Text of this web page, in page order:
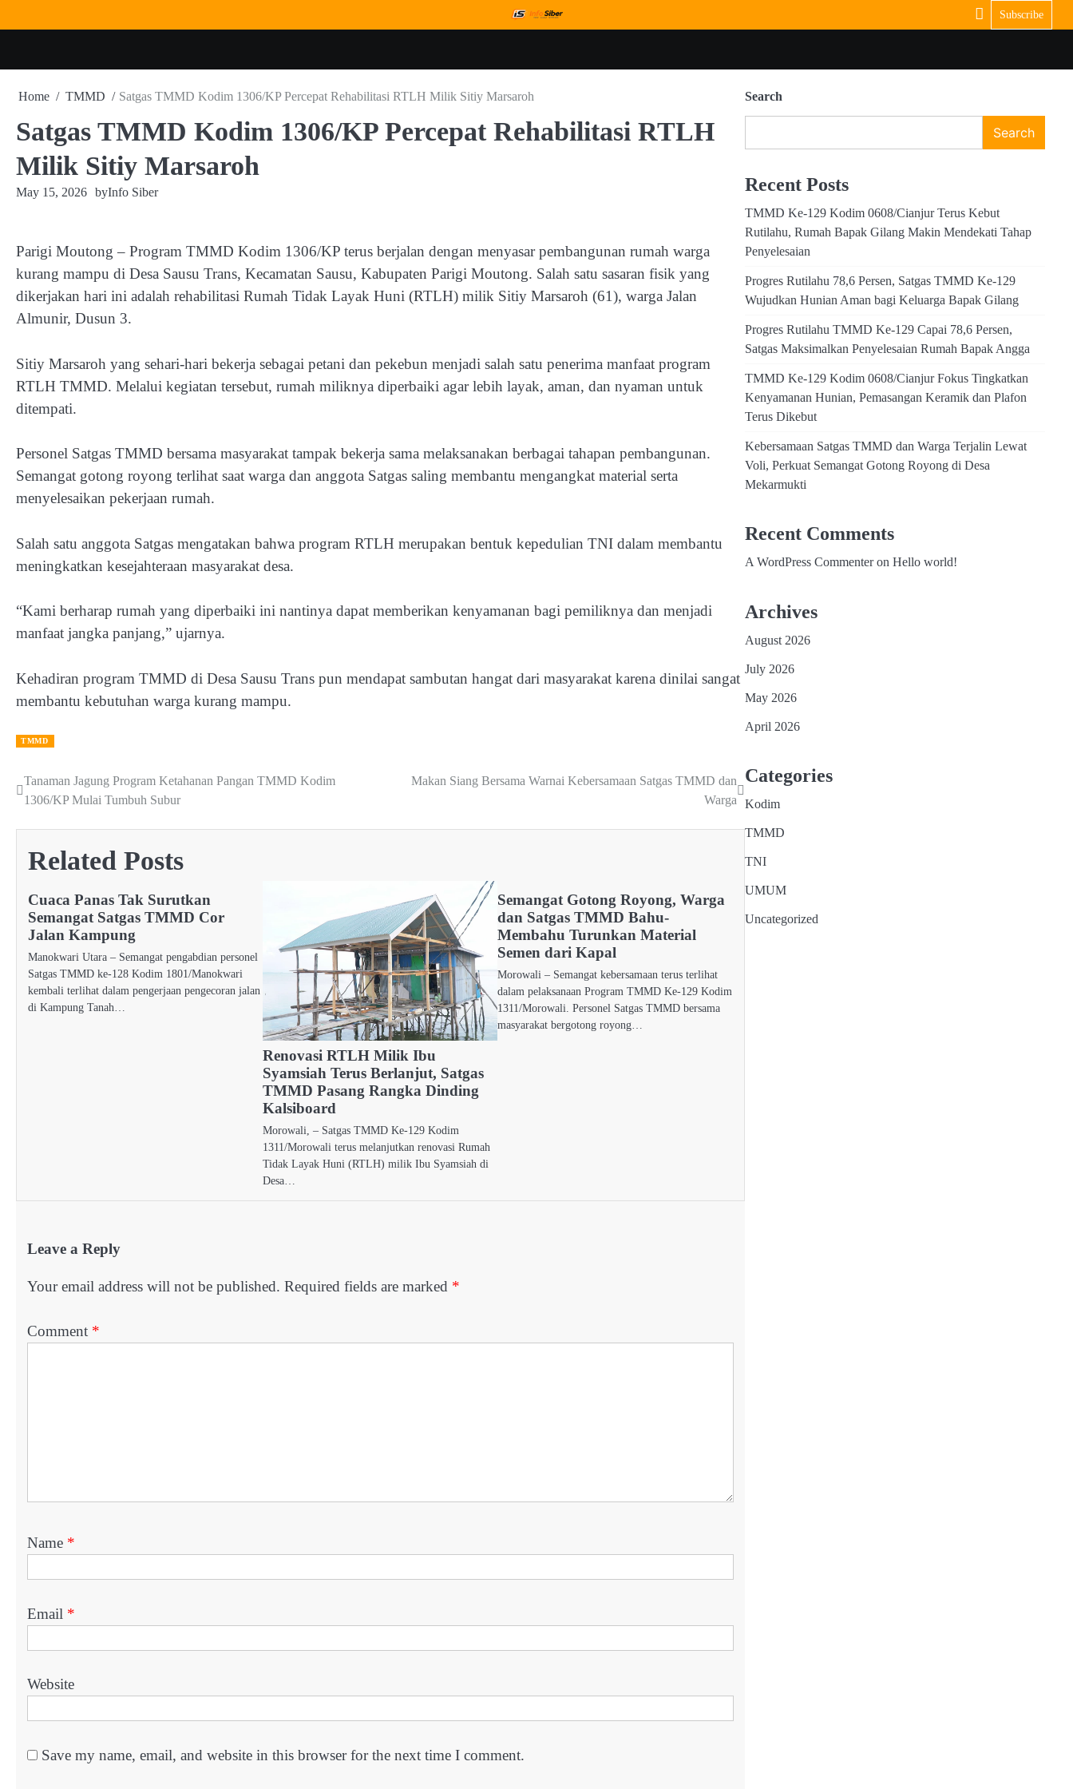
to
Subscribe
Home TMMD Satgas TMMD Kodim 1306/KP Percepat Rehabilitasi RTLH Milik Sitiy Marsaroh
Satgas TMMD Kodim 1306/KP Percepat Rehabilitasi RTLH
Milik Sitiy Marsaroh
May 15, 2026 byInfo Siber
Parigi Moutong – Program TMMD Kodim 1306/KP terus berjalan dengan menyasar pembangunan rumah warga
kurang mampu di Desa Sausu Trans, Kecamatan Sausu, Kabupaten Parigi Moutong. Salah satu sasaran fisik yang
dikerjakan hari ini adalah rehabilitasi Rumah Tidak Layak Huni (RTLH) milik Sitiy Marsaroh (61), warga Jalan
Almunir, Dusun 3.
Sitiy Marsaroh yang sehari-hari bekerja sebagai petani dan pekebun menjadi salah satu penerima manfaat program
RTLH TMMD. Melalui kegiatan tersebut, rumah miliknya diperbaiki agar lebih layak, aman, dan nyaman untuk
ditempati.
Personel Satgas TMMD bersama masyarakat tampak bekerja sama melaksanakan berbagai tahapan pembangunan.
Semangat gotong royong terlihat saat warga dan anggota Satgas saling membantu mengangkat material serta
menyelesaikan pekerjaan rumah.
Salah satu anggota Satgas mengatakan bahwa program RTLH merupakan bentuk kepedulian TNI dalam membantu
meningkatkan kesejahteraan masyarakat desa.
“Kami berharap rumah yang diperbaiki ini nantinya dapat memberikan kenyamanan bagi pemiliknya dan menjadi
manfaat jangka panjang,” ujarnya.
Kehadiran program TMMD di Desa Sausu Trans pun mendapat sambutan hangat dari masyarakat karena dinilai sangat
membantu kebutuhan warga kurang mampu.
TMMD
Post
Tanaman Jagung Program Ketahanan Pangan TMMD Kodim
1306/KP Mulai Tumbuh Subur
Makan Siang Bersama Warnai Kebersamaan Satgas TMMD dan
Warga
Related Posts
Cuaca Panas Tak Surutkan
Semangat Satgas TMMD Cor
Jalan Kampung
Manokwari Utara – Semangat pengabdian personel
Satgas TMMD ke-128 Kodim 1801/Manokwari
kembali terlihat dalam pengerjaan pengecoran jalan
di Kampung Tanah…
Renovasi RTLH Milik Ibu
Syamsiah Terus Berlanjut, Satgas
TMMD Pasang Rangka Dinding
Kalsiboard
Morowali, – Satgas TMMD Ke-129 Kodim
1311/Morowali terus melanjutkan renovasi Rumah
Tidak Layak Huni (RTLH) milik Ibu Syamsiah di
Desa…
Semangat Gotong Royong, Warga
dan Satgas TMMD Bahu-
Membahu Turunkan Material
Semen dari Kapal
Morowali – Semangat kebersamaan terus terlihat
dalam pelaksanaan Program TMMD Ke-129 Kodim
1311/Morowali. Personel Satgas TMMD bersama
masyarakat bergotong royong…
Leave a Reply
Your email address will not be published. Required fields are marked *
Comment *
Name *
Email *
Website
Save my name, email, and website in this browser for the next time I comment.
Search
Search
Recent Posts
TMMD Ke-129 Kodim 0608/Cianjur Terus Kebut
Rutilahu, Rumah Bapak Gilang Makin Mendekati Tahap
Penyelesaian
Progres Rutilahu 78,6 Persen, Satgas TMMD Ke-129
Wujudkan Hunian Aman bagi Keluarga Bapak Gilang
Progres Rutilahu TMMD Ke-129 Capai 78,6 Persen,
Satgas Maksimalkan Penyelesaian Rumah Bapak Angga
TMMD Ke-129 Kodim 0608/Cianjur Fokus Tingkatkan
Kenyamanan Hunian, Pemasangan Keramik dan Plafon
Terus Dikebut
Kebersamaan Satgas TMMD dan Warga Terjalin Lewat
Voli, Perkuat Semangat Gotong Royong di Desa
Mekarmukti
Recent Comments
A WordPress Commenteron Hello world!
Archives
August 2026
July 2026
May 2026
April 2026
Categories
Kodim
TMMD
TNI
UMUM
Uncategorized